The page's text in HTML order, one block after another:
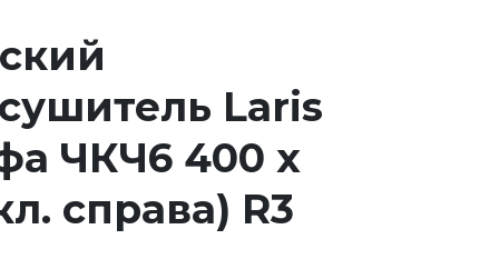
Laris
ЧКЧ6 400 х
справа) R3